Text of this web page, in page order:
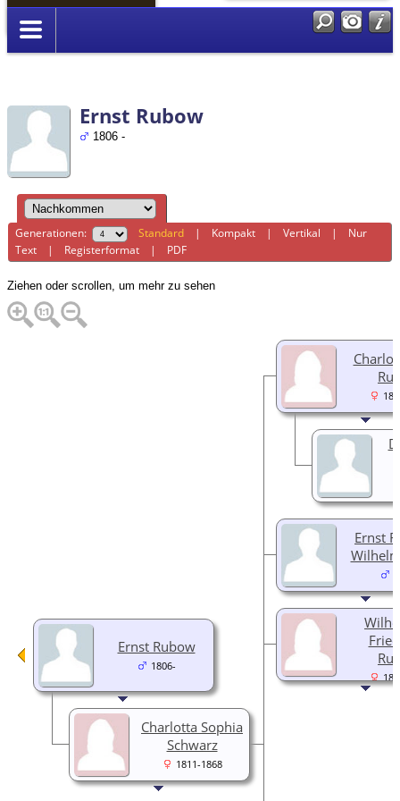
Anmelden
Ernst Rubow
1806 -
Generationen: Standard | Kompakt |Vertikal | Nur
Text | Registerformat | PDF
Ziehen oder scrollen, um mehr zu sehen
Ernst
Ernst Rubow
1806-
Charlotta Sophia
Schwarz
1811-1868